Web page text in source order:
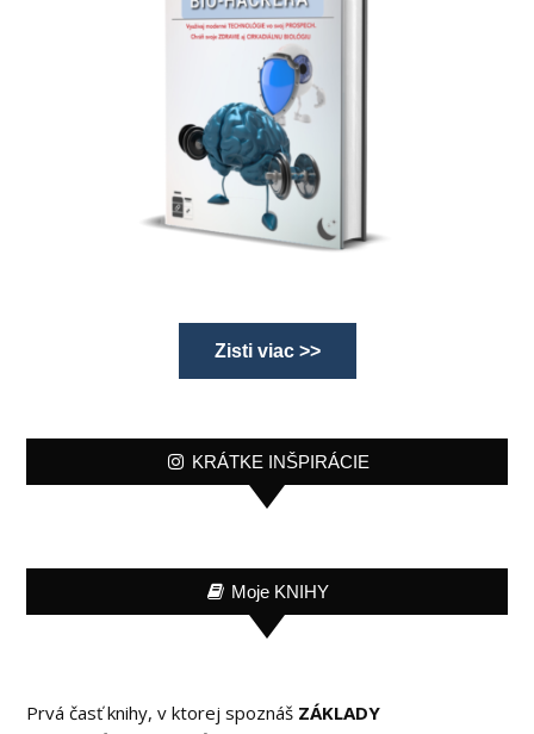
Zisti viac >>
KRÁTKE INŠPIRÁCIE
Moje KNIHY
Prvá časť knihy, v ktorej spoznáš ZÁKLADY